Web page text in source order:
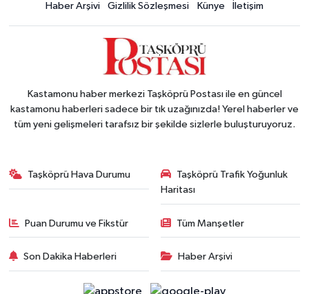
Haber Arşivi Gizlilik Sözleşmesi Künye İletişim
Kastamonu haber merkezi Taşköprü Postası ile en güncel
kastamonu haberleri sadece bir tık uzağınızda! Yerel haberler ve
tüm yeni gelişmeleri tarafsız bir şekilde sizlerle buluşturuyoruz.
Taşköprü Hava Durumu
Taşköprü Trafik Yoğunluk
Haritası
Puan Durumu ve Fikstür Tüm Manşetler
Son Dakika Haberleri Haber Arşivi